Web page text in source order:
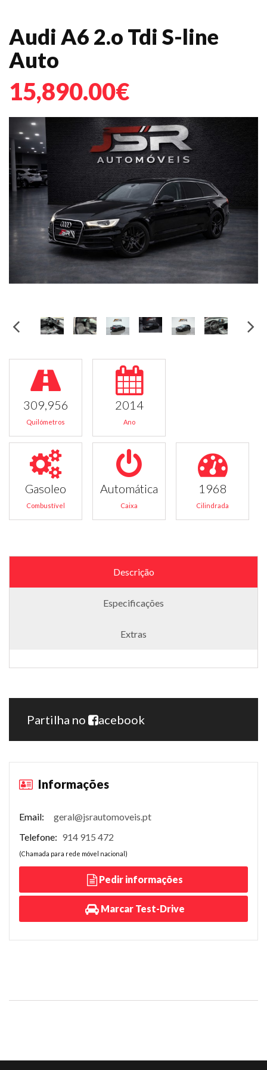
Audi A6 2.o Tdi S-line
Auto
15,890.00€
309,956
Quilómetros
2014
Ano
Gasoleo
Combustível
Automática
Caixa
1968
Cilindrada
Descrição
Especificações
Extras
Partilha no acebook
Informações
Email:
geral@jsrautomoveis.pt
Telefone: 914 915 472
(Chamada para rede móvel nacional)
Pedir informações
Marcar Test-Drive